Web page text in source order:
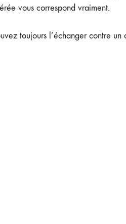
vous correspond vraiment.
toujours l’échanger contre